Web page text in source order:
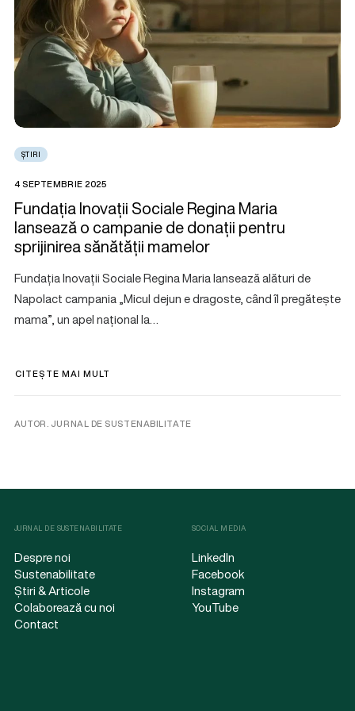
ȘTIRI
4 SEPTEMBRIE 2025
Fundația Inovații Sociale Regina Maria
lansează o campanie de donații pentru
sprijinirea sănătății mamelor
Fundația Inovații Sociale Regina Maria lansează alături de
Napolact campania „Micul dejun e dragoste, când îl pregătește
mama”, un apel național la…
CITEȘTE MAI MULT
AUTOR. JURNAL DE SUSTENABILITATE
JURNAL DE SUSTENABILITATE
Despre noi
Sustenabilitate
Știri & Articole
Colaborează cu noi
Contact
SOCIAL MEDIA
LinkedIn
Facebook
Instagram
YouTube